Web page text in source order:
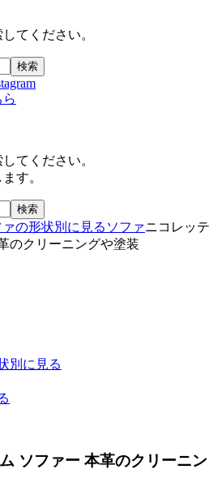
てください。
検索
てください。
す。
検索
の形状別に見る ソファニコレッテ
のクリーニングや塗装
別に見る
ソファー 本革のクリーニン